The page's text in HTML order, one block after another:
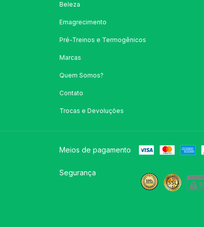
Beleza
Emagrecimento
Pré-Treinos e Termogênicos
Marcas
Quem Somos?
Contato
Trocas e Devoluções
Meios de pagamento